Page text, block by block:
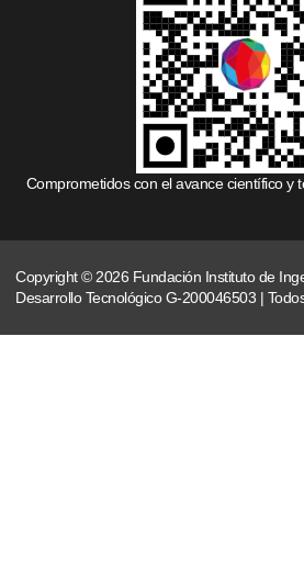
Comprometidos con el avance científico y
Copyright © 2026 Fundación Instituto de
Desarrollo Tecnológico G-200046503 |